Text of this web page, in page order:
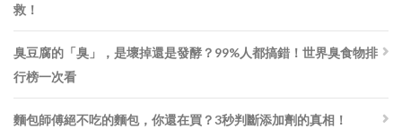
救！
臭豆腐的「臭」，是壞掉還是發酵？99%人都搞錯！世界臭食物排
行榜一次看
麵包師傅絕不吃的麵包，你還在買？3秒判斷添加劑的真相！